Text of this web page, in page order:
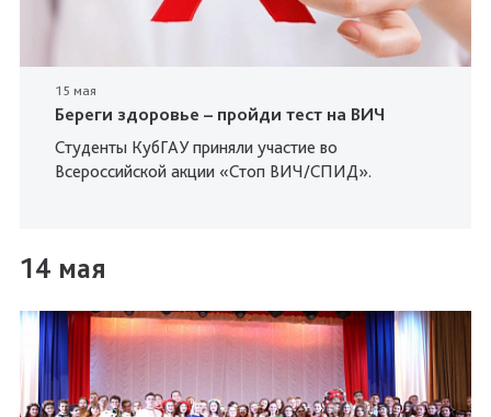
15 мая
Береги здоровье – пройди тест на ВИЧ
Студенты КубГАУ приняли участие во
Всероссийской акции «Стоп ВИЧ/СПИД».
14 мая